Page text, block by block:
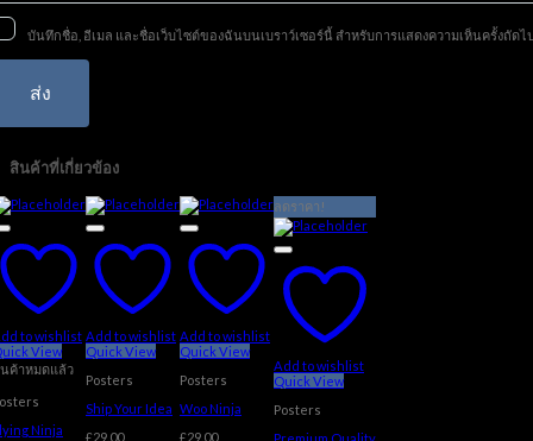
บันทึกชื่อ, อีเมล และชื่อเว็บไซต์ของฉันบนเบราว์เซอร์นี้ สำหรับการแสดงความเห็นครั้งถัดไ
สินค้าที่เกี่ยวข้อง
to wishlist
View
ค้าหมดแล้ว
Ninja
Add to wishlist
Quick View
Posters
Ship Your Idea
£29.00
Add to wishlist
Quick View
Posters
Woo Ninja
£29.00
ลดราคา!
Add to wishlist
Quick View
Posters